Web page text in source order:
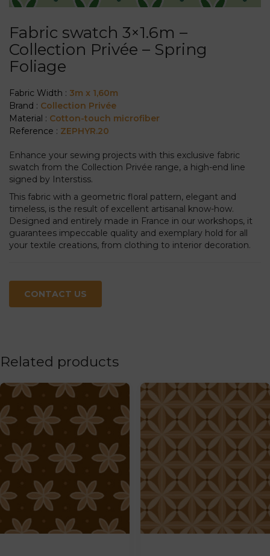
Fabric swatch 3×1.6m –
Collection Privée – Spring
Foliage
Fabric Width : 3m x 1,60m
Brand : Collection Privée
Material : Cotton-touch microfiber
Reference : ZEPHYR.20
Enhance your sewing projects with this exclusive fabric
swatch from the Collection Privée range, a high-end line
signed by Interstiss.
This fabric with a geometric floral pattern, elegant and
timeless, is the result of excellent artisanal know-how.
Designed and entirely made in France in our workshops, it
guarantees impeccable quality and exemplary hold for all
your textile creations, from clothing to interior decoration.
CONTACT US
Related products